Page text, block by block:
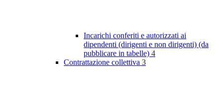
Incarichi conferiti e autorizzati ai
dipendenti (dirigenti e non dirigenti) (da
pubblicare in tabelle) 4
Contrattazione collettiva 3